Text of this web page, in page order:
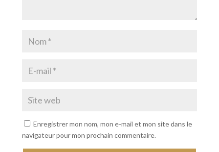
Enregistrer mon nom, mon e-mail et mon site dans le
navigateur pour mon prochain commentaire.